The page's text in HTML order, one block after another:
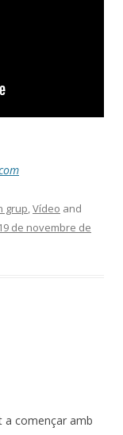
grup,Vídeo and
19 de novembre de
a començar amb